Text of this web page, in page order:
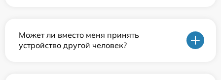
Может ли вместо меня принять
устройство другой человек?